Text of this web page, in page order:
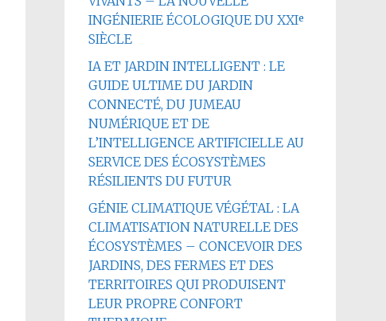
INGÉNIERIE ÉCOLOGIQUE DU XXIᵉ
SIÈCLE
IA ET JARDIN INTELLIGENT : LE
GUIDE ULTIME DU JARDIN
CONNECTÉ, DU JUMEAU
NUMÉRIQUE ET DE
L’INTELLIGENCE ARTIFICIELLE AU
SERVICE DES ÉCOSYSTÈMES
RÉSILIENTS DU FUTUR
GÉNIE CLIMATIQUE VÉGÉTAL : LA
CLIMATISATION NATURELLE DES
ÉCOSYSTÈMES – CONCEVOIR DES
JARDINS, DES FERMES ET DES
TERRITOIRES QUI PRODUISENT
LEUR PROPRE CONFORT